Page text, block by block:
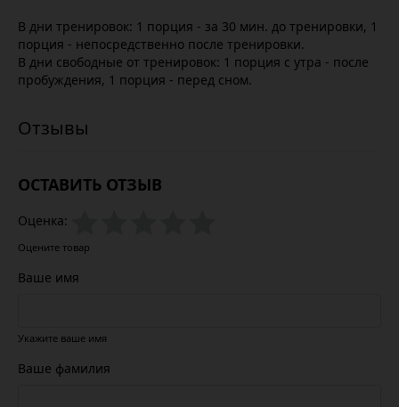
В дни тренировок: 1 порция - за 30 мин. до тренировки, 1
порция - непосредственно после тренировки.
В дни свободные от тренировок: 1 порция с утра - после
пробуждения, 1 порция - перед сном.
ОСТАВИТЬ ОТЗЫВ
Оценка:
Оцените товар
Ваше имя
Укажите ваше имя
Ваше фамилия